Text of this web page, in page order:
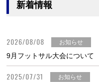
新着情報
2026/08/08 お知らせ
9月フットサル大会について
2025/07/31 お知らせ